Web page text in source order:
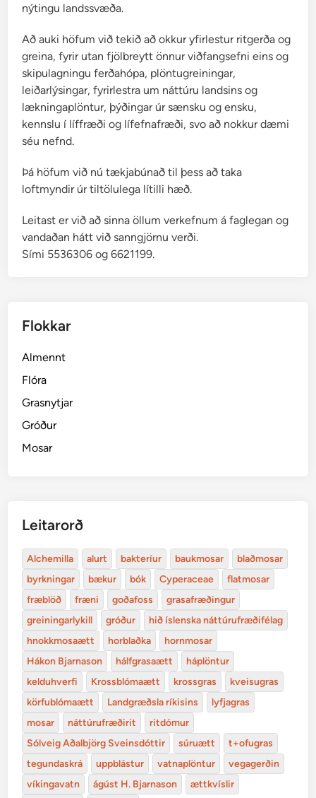
nýtingu landssvæða.
Að auki höfum við tekið að okkur yfirlestur ritgerða og
greina, fyrir utan fjölbreytt önnur viðfangsefni eins og
skipulagningu ferðahópa, plöntugreiningar,
leiðarlýsingar, fyrirlestra um náttúru landsins og
lækningaplöntur, þýðingar úr sænsku og ensku,
kennslu í líffræði og lífefnafræði, svo að nokkur dæmi
séu nefnd.
Þá höfum við nú tækjabúnað til þess að taka
loftmyndir úr tiltölulega lítilli hæð.
Leitast er við að sinna öllum verkefnum á faglegan og
vandaðan hátt við sanngjörnu verði.
Sími 5536306 og 6621199.
Flokkar
Almennt
Flóra
Grasnytjar
Gróður
Mosar
Leitarorð
Alchemilla alurt bakteríur baukmosar
blaðmosar
byrkningar
bækur bók Cyperaceae
flatmosar
fræblöð
fræni goðafoss
grasafræðingur
greiningarlykill
gróður
hið íslenska náttúrufræðifélag
hnokkmosaætt
horblaðka
hornmosar
Hákon Bjarnason
hálfgrasaætt
háplöntur
kelduhverfi
Krossblómaætt krossgras
kveisugras
körfublómaætt
Landgræðsla ríkisins
lyfjagras
mosar
náttúrufræðirit
ritdómur
Sólveig Aðalbjörg Sveinsdóttir
súruætt
t+ofugras
tegundaskrá
uppblástur vatnaplöntur
vegagerðin
víkingavatn
ágúst H. Bjarnason ættkvíslir